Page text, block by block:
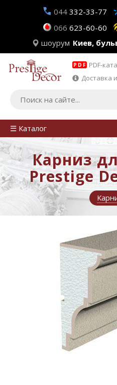
044 332-33-77
066 623-60-60
шоурум Киев,
PDF PDF-
Доставка
☰ Каталог
Карниз
Prestige